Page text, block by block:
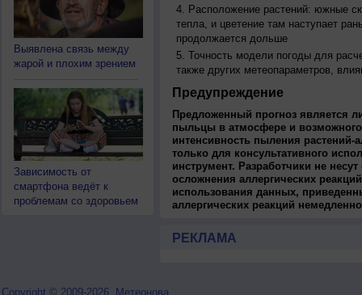
Выявлена связь между
жарой и плохим зрением
Зависимость от
смартфона ведёт к
проблемам со здоровьем
Расположение растений: южные
тепла, и цветение там наступает
продолжается дольше
Точность модели погоды для
также других метеопараметров,
Предупреждение
Предложенный прогноз является
пыльцы в атмосфере и
интенсивность пыления растений-
только для консультативного
инструмент. Разработчики не
осложнения аллергических
использования данных,
аллергических реакций
РЕКЛАМА
Copyright © 2009-2026, Метеонова